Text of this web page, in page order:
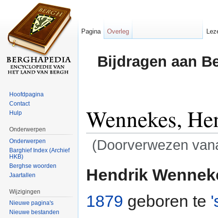
Bijdragen aan
Wennekes,
(Doorverwezen
Hendrik
1879 geboren te
Pagina Overleg
Hoofdpagina
Contact
Hulp
Onderwerpen
Onderwerpen
Barghief Index (Archief
HKB)
Berghse woorden
Jaartallen
Wijzigingen
Nieuwe pagina's
Nieuwe bestanden